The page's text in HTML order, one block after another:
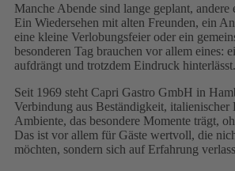
Manche Abende sind lange geplant, andere
Ein Wiedersehen mit alten Freunden, ein
eine kleine Verlobungsfeier oder ein
besonderen Tag brauchen vor allem eines:
aufdrängt und trotzdem Eindruck hinterlässt.
Seit 1969 steht Capri Gastro GmbH in
Verbindung aus Beständigkeit,
Ambiente, das besondere Momente trägt,
Das ist vor allem für Gäste wertvoll, die
möchten, sondern sich auf Erfahrung